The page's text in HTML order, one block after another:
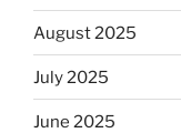
August 2025
July 2025
June 2025